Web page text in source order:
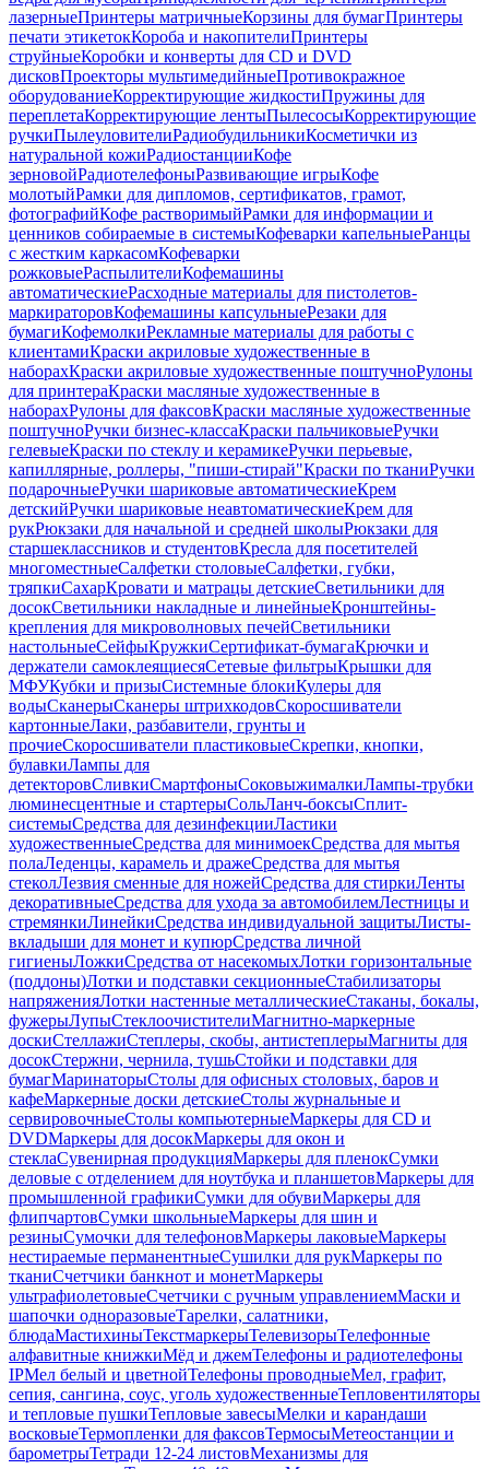
лазерныеПринтеры матричныеКорзины для бумагПринтеры
печати этикетокКороба и накопителиПринтеры
струйныеКоробки и конверты для CD и DVD
дисковПроекторы мультимедийныеПротивокражное
оборудованиеКорректирующие жидкостиПружины для
переплетаКорректирующие лентыПылесосыКорректирующие
ручкиПылеуловителиРадиобудильникиКосметички из
натуральной кожиРадиостанцииКофе
зерновойРадиотелефоныРазвивающие игрыКофе
молотыйРамки для дипломов, сертификатов, грамот,
фотографийКофе растворимыйРамки для информации и
ценников собираемые в системыКофеварки капельныеРанцы
с жестким каркасомКофеварки
рожковыеРаспылителиКофемашины
автоматическиеРасходные материалы для пистолетов-
маркираторовКофемашины капсульныеРезаки для
бумагиКофемолкиРекламные материалы для работы с
клиентамиКраски акриловые художественные в
наборахКраски акриловые художественные поштучноРулоны
для принтераКраски масляные художественные в
наборахРулоны для факсовКраски масляные художественные
поштучноРучки бизнес-классаКраски пальчиковыеРучки
гелевыеКраски по стеклу и керамикеРучки перьевые,
капиллярные, роллеры, "пиши-стирай"Краски по тканиРучки
подарочныеРучки шариковые автоматическиеКрем
детскийРучки шариковые неавтоматическиеКрем для
рукРюкзаки для начальной и средней школыРюкзаки для
старшеклассников и студентовКресла для посетителей
многоместныеСалфетки столовыеСалфетки, губки,
тряпкиСахарКровати и матрацы детскиеСветильники для
досокСветильники накладные и линейныеКронштейны-
крепления для микроволновых печейСветильники
настольныеСейфыКружкиСертификат-бумагаКрючки и
держатели самоклеящиесяСетевые фильтрыКрышки для
МФУКубки и призыСистемные блокиКулеры для
водыСканерыСканеры штрихкодовСкоросшиватели
картонныеЛаки, разбавители, грунты и
прочиеСкоросшиватели пластиковыеСкрепки, кнопки,
булавкиЛампы для
детекторовСливкиСмартфоныСоковыжималкиЛампы-трубки
люминесцентные и стартерыСольЛанч-боксыСплит-
системыСредства для дезинфекцииЛастики
художественныеСредства для минимоекСредства для мытья
полаЛеденцы, карамель и дражеСредства для мытья
стеколЛезвия сменные для ножейСредства для стиркиЛенты
декоративныеСредства для ухода за автомобилемЛестницы и
стремянкиЛинейкиСредства индивидуальной защитыЛисты-
вкладыши для монет и купюрСредства личной
гигиеныЛожкиСредства от насекомыхЛотки горизонтальные
(поддоны)Лотки и подставки секционныеСтабилизаторы
напряженияЛотки настенные металлическиеСтаканы, бокалы,
фужерыЛупыСтеклоочистителиМагнитно-маркерные
доскиСтеллажиСтеплеры, скобы, антистеплерыМагниты для
досокСтержни, чернила, тушьСтойки и подставки для
бумагМаринаторыСтолы для офисных столовых, баров и
кафеМаркерные доски детскиеСтолы журнальные и
сервировочныеСтолы компьютерныеМаркеры для CD и
DVDМаркеры для досокМаркеры для окон и
стеклаСувенирная продукцияМаркеры для пленокСумки
деловые с отделением для ноутбука и планшетовМаркеры для
промышленной графикиСумки для обувиМаркеры для
флипчартовСумки школьныеМаркеры для шин и
резиныСумочки для телефоновМаркеры лаковыеМаркеры
нестираемые перманентныеСушилки для рукМаркеры по
тканиСчетчики банкнот и монетМаркеры
ультрафиолетовыеСчетчики с ручным управлениемМаски и
шапочки одноразовыеТарелки, салатники,
блюдаМастихиныТекстмаркерыТелевизорыТелефонные
алфавитные книжкиМёд и джемТелефоны и радиотелефоны
IPМел белый и цветнойТелефоны проводныеМел, графит,
сепия, сангина, соус, уголь художественныеТепловентиляторы
и тепловые пушкиТепловые завесыМелки и карандаши
восковыеТермопленки для факсовТермосыМетеостанции и
барометрыТетради 12-24 листовМеханизмы для